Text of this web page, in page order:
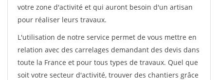
votre zone d'activité et qui auront besoin d'un artisan
pour réaliser leurs travaux.
L'utilisation de notre service permet de vous mettre en
relation avec des carrelages demandant des devis dans
toute la France et pour tous types de travaux. Quel que
soit votre secteur d'activité, trouver des chantiers grâce